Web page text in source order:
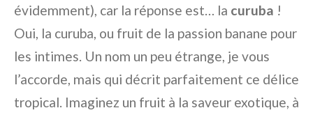
évidemment), car la réponse est… la curuba !
Oui, la curuba, ou fruit de la passion banane pour
les intimes. Un nom un peu étrange, je vous
l’accorde, mais qui décrit parfaitement ce délice
tropical. Imaginez un fruit à la saveur exotique, à